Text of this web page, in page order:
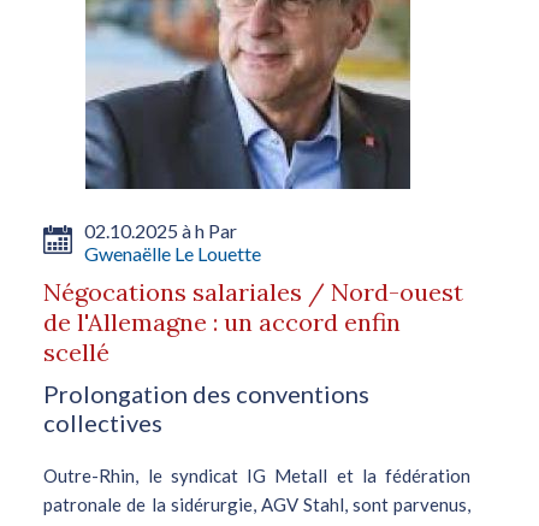
02.10.2025 à h Par
Gwenaëlle Le Louette
Négocations salariales / Nord-ouest
de l'Allemagne : un accord enfin
scellé
Prolongation des conventions
collectives
Outre-Rhin, le syndicat IG Metall et la fédération
patronale de la sidérurgie, AGV Stahl, sont parvenus,